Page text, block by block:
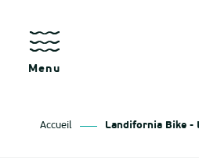
contenu
principal
Menu
Accueil Landifornia Bike -